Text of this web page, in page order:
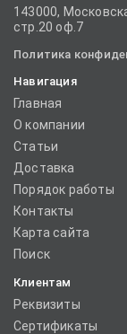
143000,
стр.20 оф.7
Политика
Навигация
Главная
О компании
Статьи
Доставка
Порядок работы
Контакты
Карта сайта
Поиск
Клиентам
Реквизиты
Сертификаты